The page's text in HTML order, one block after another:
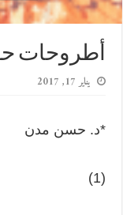
أطروحات
يناير 17, 2017
*د. حسن مدن
(1)